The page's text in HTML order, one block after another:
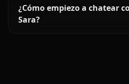
¿Cómo empiezo a chatear
Sara?